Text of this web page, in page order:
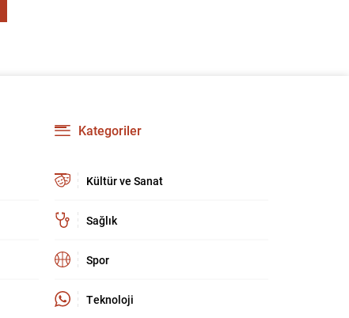
Kategoriler
Kültür ve Sanat
Sağlık
Spor
Teknoloji